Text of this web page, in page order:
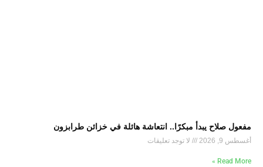
مفعول صلاح يبدأ مبكرًا.. انتعاشة هائلة في خزائن طرابزون
أغسطس 9, 2026 لا توجد تعليقات
Read More »